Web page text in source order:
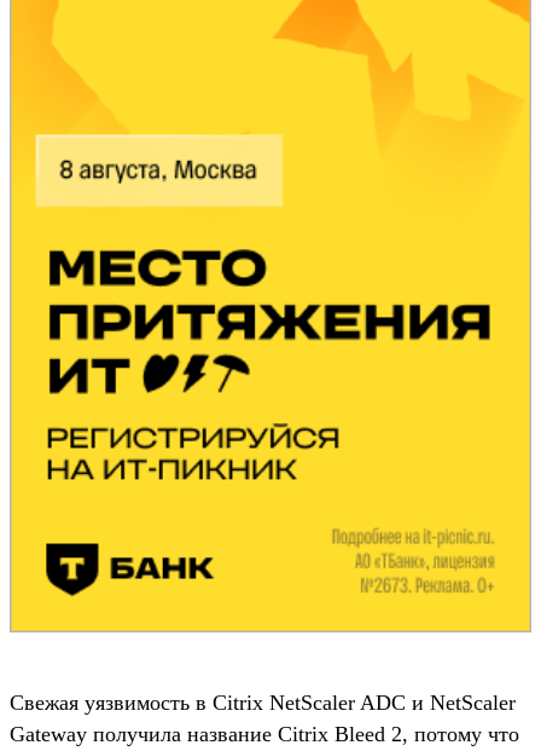
Свежая уязвимость в Citrix NetScaler ADC и NetScaler
Gateway получила название Citrix Bleed 2, потому что